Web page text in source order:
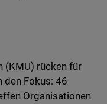
(KMU) rücken für
den Fokus: 46
Organisationen